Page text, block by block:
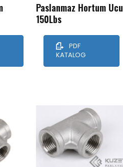
Paslanmaz Hortum Ucu
150Lbs
PDF
KATALOG